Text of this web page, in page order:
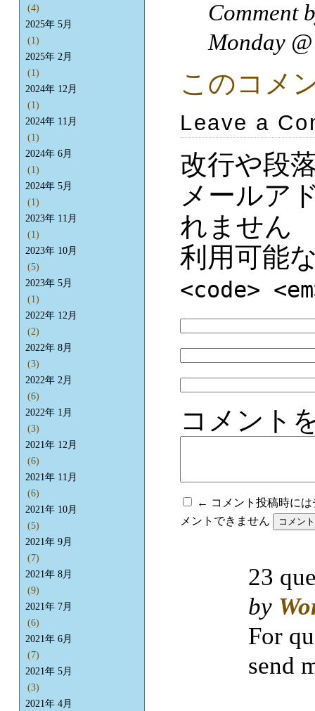
Comment
Monday
このコメ
Leave a
改行や段
メールア
れません
利用可能
<code>
コメント
← コメント投稿時に
メントできません
(4)
2025年 5月
(1)
2025年 2月
(1)
2024年 12月
(1)
2024年 11月
(1)
2024年 6月
(1)
2024年 5月
(1)
2023年 11月
(1)
2023年 10月
(5)
2023年 5月
(1)
2022年 12月
(2)
2022年 8月
(3)
2022年 2月
(6)
2022年 1月
(3)
2021年 12月
(6)
2021年 11月
(6)
2021年 10月
(5)
2021年 9月
(7)
2021年 8月
(9)
2021年 7月
(6)
2021年 6月
(7)
2021年 5月
(3)
2021年 4月
23
by
For
send